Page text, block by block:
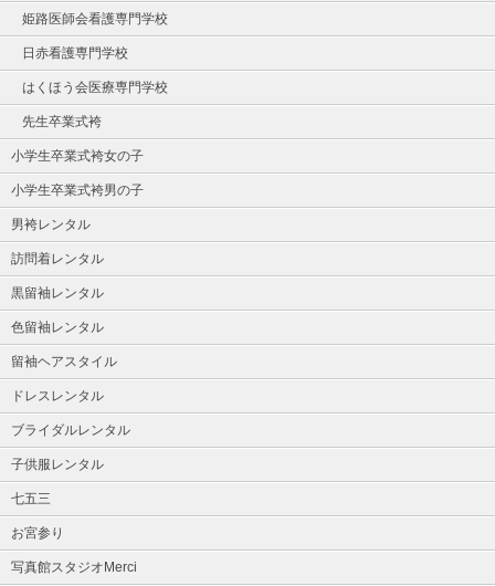
姫路医師会看護専門学校
日赤看護専門学校
はくほう会医療専門学校
先生卒業式袴
小学生卒業式袴女の子
小学生卒業式袴男の子
男袴レンタル
訪問着レンタル
黒留袖レンタル
色留袖レンタル
留袖ヘアスタイル
ドレスレンタル
ブライダルレンタル
子供服レンタル
七五三
お宮参り
写真館スタジオMerci